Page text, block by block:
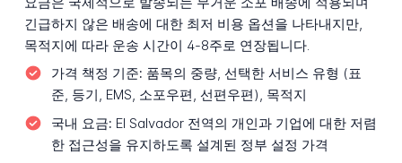
긴급하지 않은 배송에 대한 최저 비용 옵션을 나타내지만,
목적지에 따라 운송 시간이 4-8주로 연장됩니다.
가격 책정 기준: 품목의 중량, 선택한 서비스 유형 (표
준, 등기, EMS, 소포우편, 선편우편), 목적지
국내 요금: El Salvador 전역의 개인과 기업에 대한 저렴
한 접근성을 유지하도록 설계된 정부 설정 가격